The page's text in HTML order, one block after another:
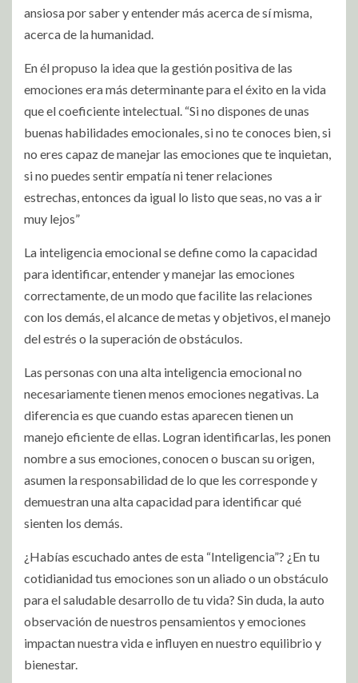
ansiosa por saber y entender más acerca de sí misma,
acerca de la humanidad.
En él propuso la idea que la gestión positiva de las
emociones era más determinante para el éxito en la vida
que el coeficiente intelectual. “Si no dispones de unas
buenas habilidades emocionales, si no te conoces bien, si
no eres capaz de manejar las emociones que te inquietan,
si no puedes sentir empatía ni tener relaciones
estrechas, entonces da igual lo listo que seas, no vas a ir
muy lejos”
La inteligencia emocional se define como la capacidad
para identificar, entender y manejar las emociones
correctamente, de un modo que facilite las relaciones
con los demás, el alcance de metas y objetivos, el manejo
del estrés o la superación de obstáculos.
Las personas con una alta inteligencia emocional no
necesariamente tienen menos emociones negativas. La
diferencia es que cuando estas aparecen tienen un
manejo eficiente de ellas. Logran identificarlas, les ponen
nombre a sus emociones, conocen o buscan su origen,
asumen la responsabilidad de lo que les corresponde y
demuestran una alta capacidad para identificar qué
sienten los demás.
¿Habías escuchado antes de esta “Inteligencia”? ¿En tu
cotidianidad tus emociones son un aliado o un obstáculo
para el saludable desarrollo de tu vida? Sin duda, la auto
observación de nuestros pensamientos y emociones
impactan nuestra vida e influyen en nuestro equilibrio y
bienestar.